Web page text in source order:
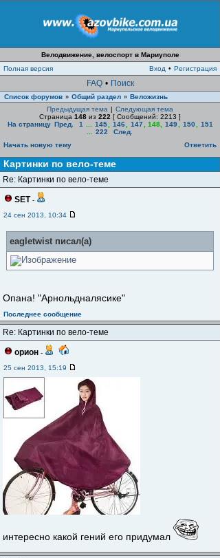
Велодвижение, велоспорт в Мариуполе
Полная версия
Вход • Регистрация
FAQ • Поиск
Список форумов » Общий раздел » Веложизнь
Предыдущая тема | Следующая тема
Страница 148 из 222 [ Сообщений: 2213 ]
На страницу Пред. 1 145 146 147 148, 149 150
151
222
След.
Начать новую тему
Ответить
Картинки по вело-теме
Re: Картинки по вело-теме
SET -
24 сен 2013, 10:34
eagletwist писал(а)
Опана! "Арнольдналясике"
Последнее сообщение
Re: Картинки по вело-теме
орион -
25 сен 2013, 15:19
интересно какой гений его придумал